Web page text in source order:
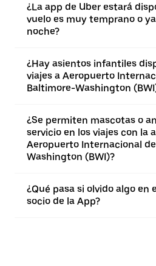
¿La app de Uber estará
vuelo es muy temprano o
noche?
¿Hay asientos infantiles
viajes a Aeropuerto
Baltimore-Washington
¿Se permiten mascotas o
servicio en los viajes con la
Aeropuerto Internacional
Washington (BWI)?
¿Qué pasa si olvido algo en
socio de la App?